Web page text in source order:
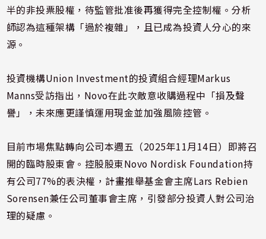
半的非投票股權，待監管批准後再獲得完全控制權。分析
師認為這種架構「過於複雜」，且已成為投資人分心的來
源。
投資機構Union Investment的投資組合經理Markus
Manns受訪指出，Novo在此次敵意收購過程中「損及聲
譽」，未來應更謹慎運用現金並加強風險控管。
目前市場焦點轉向公司本週五（2025年11月14日）即將召
開的臨時股東會。控股股東Novo Nordisk Foundation持
有公司77%的表決權，計畫推舉基金會主席Lars Rebien
Sorensen兼任公司董事會主席，引發部分投資人對公司治
理的疑慮。